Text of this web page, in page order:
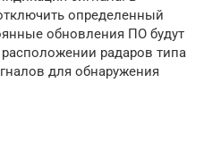
определенный
обновления ПО будут
радаров типа
для обнаружения